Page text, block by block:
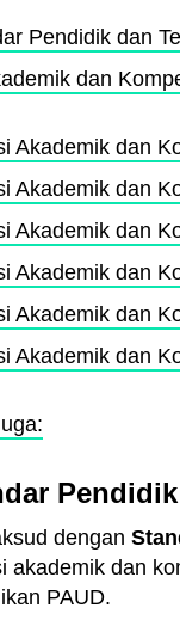
Pendidik dan
dan
Akademik dan
Akademik dan
Akademik dan
Akademik dan
Akademik dan
Akademik dan
dengan
akademik dan
PAUD.